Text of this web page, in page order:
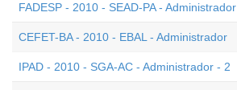
FADESP - 2010 - SEAD-PA - Administrador
CEFET-BA - 2010 - EBAL - Administrador
IPAD - 2010 - SGA-AC - Administrador - 2